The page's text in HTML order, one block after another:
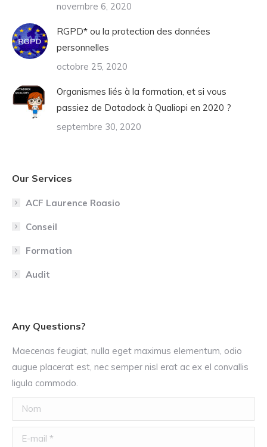
novembre 6, 2020
RGPD* ou la protection des données
personnelles
octobre 25, 2020
Organismes liés à la formation, et si vous
passiez de Datadock à Qualiopi en 2020 ?
septembre 30, 2020
Our Services
ACF Laurence Roasio
Conseil
Formation
Audit
Any Questions?
Maecenas feugiat, nulla eget maximus elementum, odio
augue placerat est, nec semper nisl erat ac ex el convallis
ligula commodo.
Nom
E-mail *